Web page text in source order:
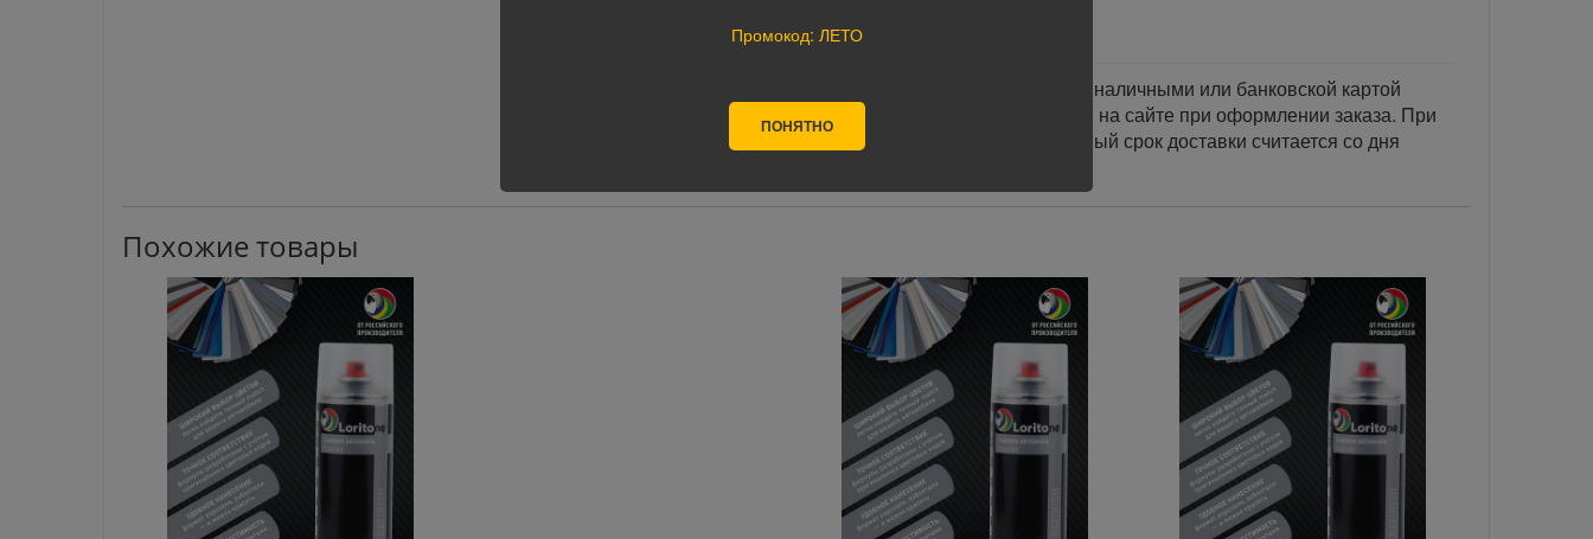
Оплата
Оплата заказа осуществляется наличными или банковской картой
курьеру при получении, а также на сайте при оформлении заказа. При
оплате картой на сайте указанный срок доставки считается со дня
Похожие товары
Промокод: ЛЕТО
ПОНЯТНО